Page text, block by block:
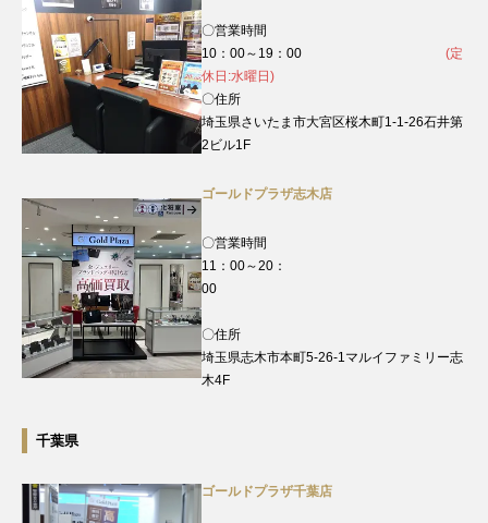
〇営業時間
10：00～19：00 (定
休日:水曜日)
〇住所
埼玉県さいたま市大宮区桜木町1-1-26石井第
2ビル1F
ゴールドプラザ志木店
〇営業時間
11：00～20：
00
〇住所
埼玉県志木市本町5-26-1マルイファミリー志
木4F
千葉県
ゴールドプラザ千葉店